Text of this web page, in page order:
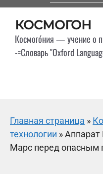
КОСМОГОН
Космого́ния — учение о
-=Словарь "Oxford
Главная страница »
технологии »Аппарат
Марс перед опасным